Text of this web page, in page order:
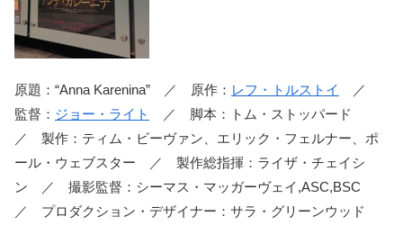
原題：“Anna Karenina” ／ 原作： レフ・トルストイ
／
監督： ジョー・ライト
／ 脚本：トム・ストッパード
／ 製作：ティム・ビーヴァン、エリック・フェルナー、ポ
ール・ウェブスター ／ 製作総指揮：ライザ・チェイシ
ン ／ 撮影監督：シーマス・マッガーヴェイ,ASC,BSC
／ プロダクション・デザイナー：サラ・グリーンウッド